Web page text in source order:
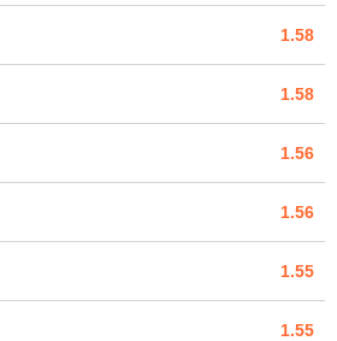
1.58
1.58
1.56
1.56
1.55
1.55